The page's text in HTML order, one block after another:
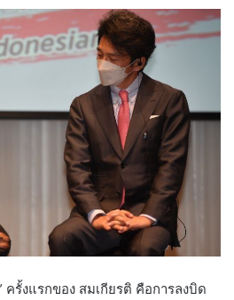
ครั้งแรกของ สมเกียรติ คือการลงบิด